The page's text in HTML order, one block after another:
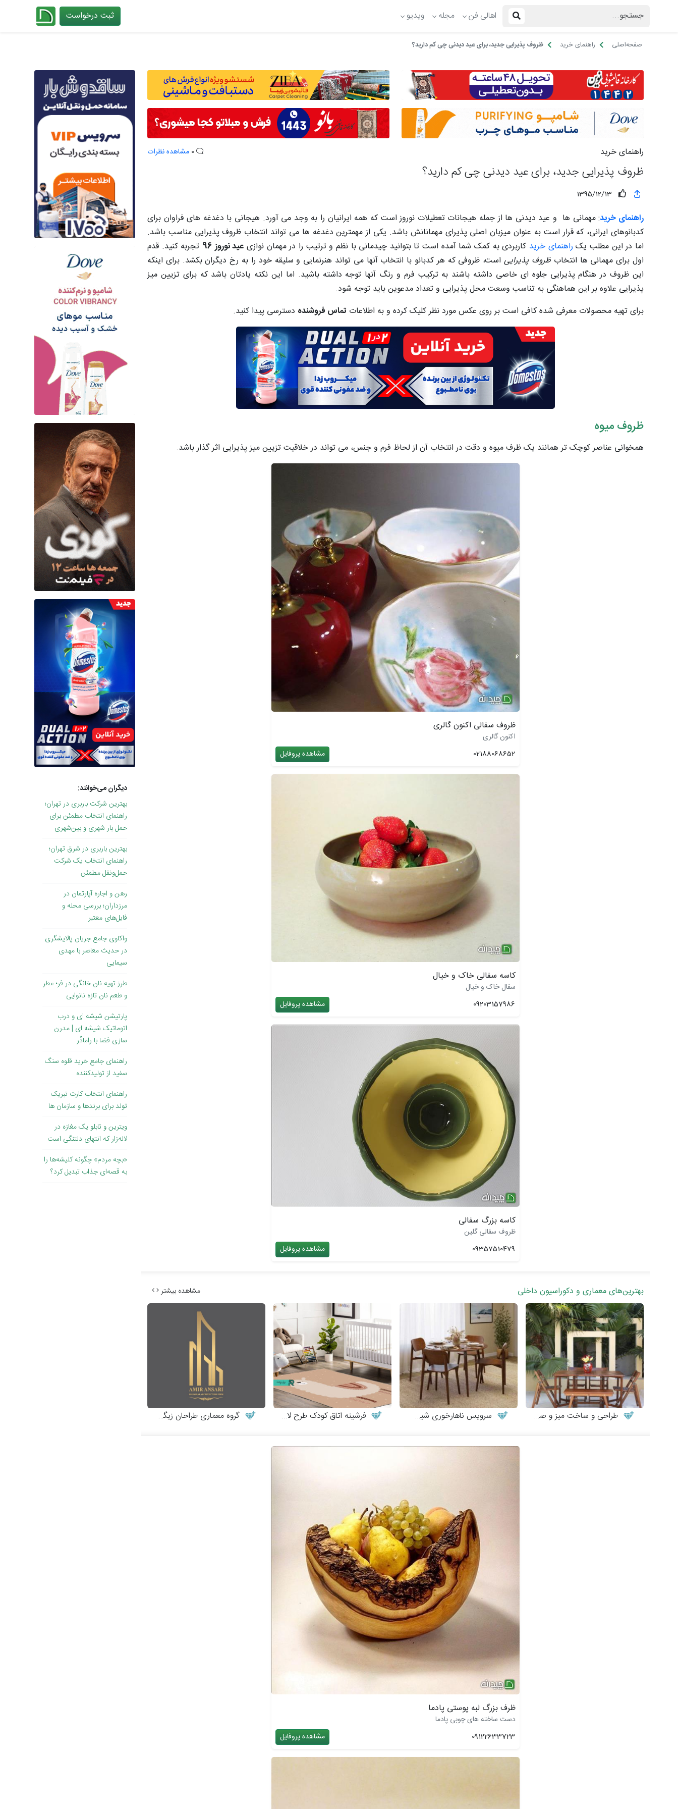
اهالی فن مجله ویدیو ثبت درخواست
صفحه‌اصلی راهنمای خرید ظروف پذیرایی جدید، برای عید دیدنی چی کم دارید؟
راهنمای خرید مشاهده نظرات
ظروف پذیرایی جدید، برای عید دیدنی چی کم دارید؟
1395/12/13
راهنمای خرید: مهمانی ها و عید دیدنی ها از جمله هیجانات تعطیلات نوروز است که همه ایرانیان را به وجد می آورد. هیجانی با دغدغه های فراوان برای
کدبانوهای ایرانی، که قرار است به عنوان میزبان اصلی پذیرای مهمانانش باشد. یکی از مهمترین دغدغه ها می تواند انتخاب ظروف پذیرایی مناسب باشد.
اما در این مطلب یک راهنمای خرید کاربردی به کمک شما آمده است تا بتوانید چیدمانی با نظم و ترتیب را در مهمان نوازی عید نوروز 96
تجربه کنید. قدم
اول برای مهمانی ها انتخابظروف پذیراییاست، ظروفی که هر کدبانو با انتخاب آنها می تواند هنرنمایی و سلیقه خود را به رخ دیگران بکشد. برای اینکه
این ظروف در هنگام پذیرایی جلوه ای خاصی داشته باشند به ترکیب فرم و رنگ آنها توجه داشته باشید. اما این نکته یادتان باشد که برای تزیین میز
پذیرایی علاوه بر این هماهنگی به تناسب وسعت محل پذیرایی و تعداد مدعوین باید توجه شود.
برای تهیه محصولات معرفی شده کافی است بر روی عکس مورد نظر کلیک کرده و به اطلاعات تماس فروشنده دسترسی پیدا کنید.
ظروف میوه
همخوانی عناصر کوچک تر همانند یک ظرف میوه و دقت در انتخاب آن از لحاظ فرم و جنس، می تواند در خلاقیت تزیین میز پذیرایی اثر گذار باشد.
ظروف سفالی اکنون گالری
اکنون گالری
02188068652
مشاهده پروفایل
کاسه سفالی خاک و خیال
سفال خاک و خیال
09203157986
مشاهده پروفایل
کاسه بزرگ سفالی
ظروف سفالی گلین
09357510479
مشاهده پروفایل
بهترین‌های معماری و دکوراسیون داخلی مشاهده بیشتر
طراحی و ساخت میز و صندلی چوبی سرویس ناهارخوری شیک و مینیمال فرشینه اتاق کودک طرح لاما گروه معماری طراحان زیگورات
ظرف بزرگ لبه پوستی پادما
دست ساخته های چوبی پادما
09122633723
مشاهده پروفایل
دیگران می‌خوانند:
بهترین شرکت باربری در تهران؛
راهنمای انتخاب مطمئن برای
حمل بار شهری و بین‌شهری
بهترین باربری در شرق تهران؛
راهنمای انتخاب یک شرکت
حمل‌ونقل مطمئن
رهن و اجاره آپارتمان در
مرزداران؛ بررسی محله و
فایل‌های معتبر
واکاوی جامع جریان پالایشگری
در حدیث معاصر با مهدی
سیمایی
طرز تهیه نان خانگی در فر؛ عطر
و طعم نان تازه نانوایی
پارتیشن شیشه ای و درب
اتوماتیک شیشه ای | مدرن
سازی فضا با رامادُر
راهنمای جامع خرید قلوه سنگ
سفید از تولیدکننده
راهنمای انتخاب کارت تبریک
تولد برای برندها و سازمان ها
ویترین و تابلو یک مغازه در
لاله‌زار که انتهای دلتنگی است
«بچه مردم» چگونه کلیشه‌ها را
به قصه‌ای جذاب تبدیل کرد؟